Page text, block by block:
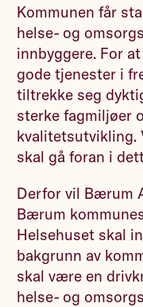
Kommunen får
helse- og
innbyggere. For
gode tjenester i
tiltrekke seg
sterke fagmiljøer
kvalitetsutvikling.
skal gå foran i
Derfor vil Bærum
Bærum
Helsehuset skal
bakgrunn av
skal være en
helse- og